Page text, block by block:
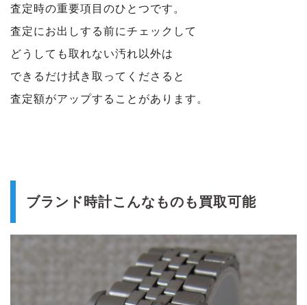
査定時の重要項目のひとつです。
査定にお出しする前にチェックして
どうしても取れない汚れ以外は
できるだけ拭き取ってくださると
査定額がアップすることがあります。
ブランド時計こんなものも買取可能